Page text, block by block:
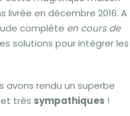
en décembre 2016. A
complète en cours de
solutions pour intégrer les
avons rendu un superbe
et très sympathiques !